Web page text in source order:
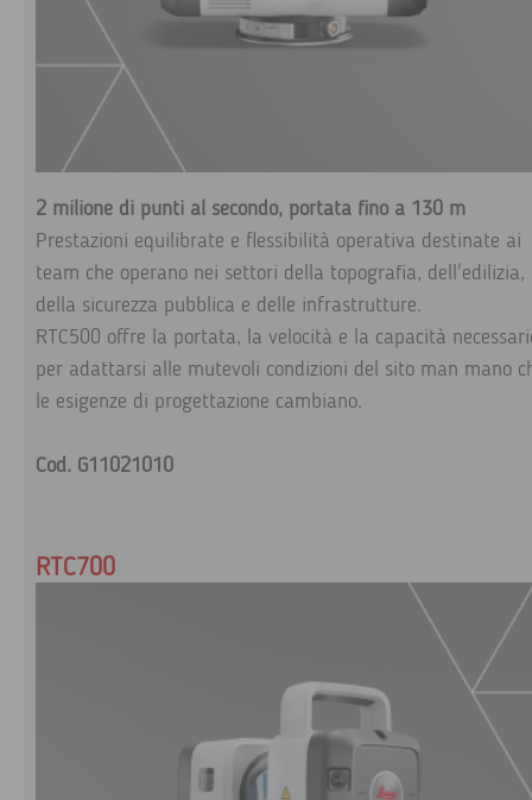
2 milione di punti al secondo, portata fino a 130 m
Prestazioni equilibrate e flessibilità operativa destinate ai
team che operano nei settori della topografia, dell'edilizia,
della sicurezza pubblica e delle infrastrutture.
RTC500 offre la portata, la velocità e la capacità
per adattarsi alle mutevoli condizioni del sito man mano
le esigenze di progettazione cambiano.
Cod. G11021010
RTC700